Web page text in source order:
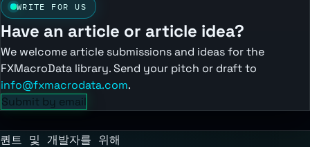
WRITE FOR US
Have an article or article idea?
We welcome article submissions and ideas for the
FXMacroData library. Send your pitch or draft to
info@fxmacrodata.com.
Submit by email
퀀트 및 개발자를 위해